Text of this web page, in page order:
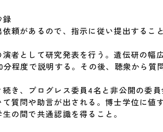
録
頼があるので、指示に従い提出すること
者として研究発表を行う。遺伝研の幅
程度で説明する。その後、聴衆から質
き、プログレス委員4名と非公開の委
質問や助言が出される。博士学位に値
の間で共通認識を得ること。